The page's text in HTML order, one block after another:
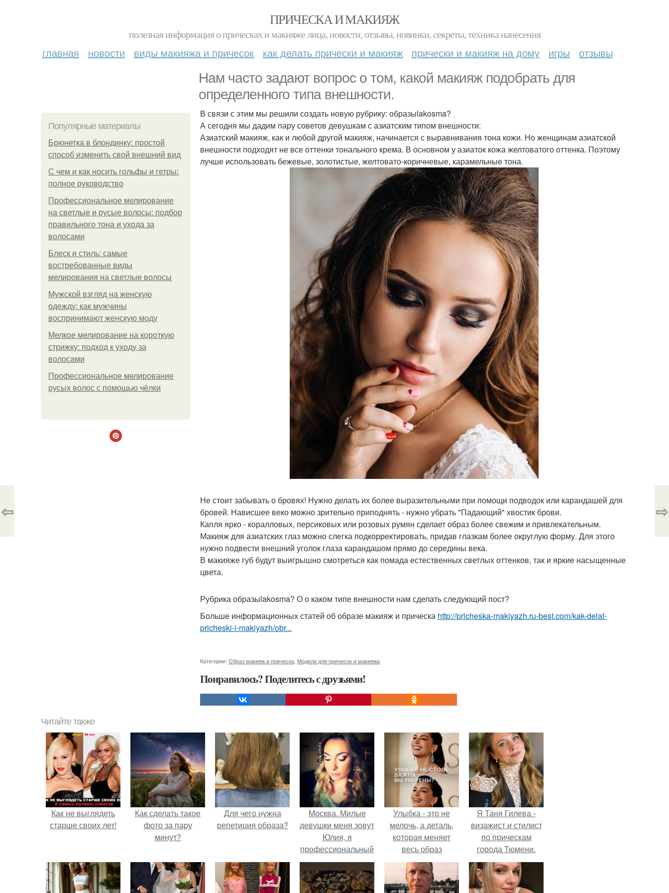
ПРИЧЕСКА И МАКИЯЖ
полезная информация о прическах и макияже лица, новости, отзывы, новинки, секреты, техника нанесения
главная новости виды макияжа и причесок как делать прически и макияж прически и макияж на дому игры отзывы
Нам часто задают вопрос о том, какой макияж подобрать для
определенного типа внешности.
Популярные материалы
Брюнетка в блондинку: простой
способ изменить свой внешний вид
С чем и как носить гольфы и гетры:
полное руководство
Профессиональное мелирование
на светлые и русые волосы: подбор
правильного тона и ухода за
волосами
Блеск и стиль: самые
востребованные виды
мелирования на светлые волосы
Мужской взгляд на женскую
одежду: как мужчины
воспринимают женскую моду
Мелкое мелирование на короткую
стрижку: подход к уходу за
волосами
Профессиональное мелирование
русых волос с помощью чёлки
В связи с этим мы решили создать новую рубрику: образыlakosma?
А сегодня мы дадим пару советов девушкам с азиатским типом внешности:
Азиатский макияж, как и любой другой макияж, начинается с выравнивания тона кожи. Но женщинам азиатской
внешности подходят не все оттенки тонального крема. В основном у азиаток кожа желтоватого оттенка. Поэтому
лучше использовать бежевые, золотистые, желтовато-коричневые, карамельные тона.
Не стоит забывать о бровях! Нужно делать их более выразительными при помощи подводок или карандашей для
бровей. Нависшее веко можно зрительно приподнять - нужно убрать "Падающий" хвостик брови.
Капля ярко - коралловых, персиковых или розовых румян сделает образ более свежим и привлекательным.
Макияж для азиатских глаз можно слегка подкорректировать, придав глазкам более округлую форму. Для этого
нужно подвести внешний уголок глаза карандашом прямо до середины века.
В макияже губ будут выигрышно смотреться как помада естественных светлых оттенков, так и яркие насыщенные
цвета.
Рубрика образыlakosma? О о каком типе внешности нам сделать следующий пост?
Больше информационных статей об образе макияж и прическа http://pricheska-makiyazh.ru-best.com/kak-delat-
pricheski-i-makiyazh/obr...
Категории: Образ макияж и прическа Модели для причесок и макияжа
Понравилось? Поделитесь с друзьями!
⇦ ⇨
Читайте также
Как не выглядеть
старше своих лет!
Как сделать такое
фото за пару
минут?
Для чего нужна
репетиция образа?
Москва. Милые
девушки меня зовут
Юлия, я
профессиональный
визажист и стилист
по причёскам?
Улыбка - это не
мелочь, а деталь,
которая меняет
весь образ
человека.
Я Таня Гилева -
визажист и стилист
по прическам
города Тюмени.